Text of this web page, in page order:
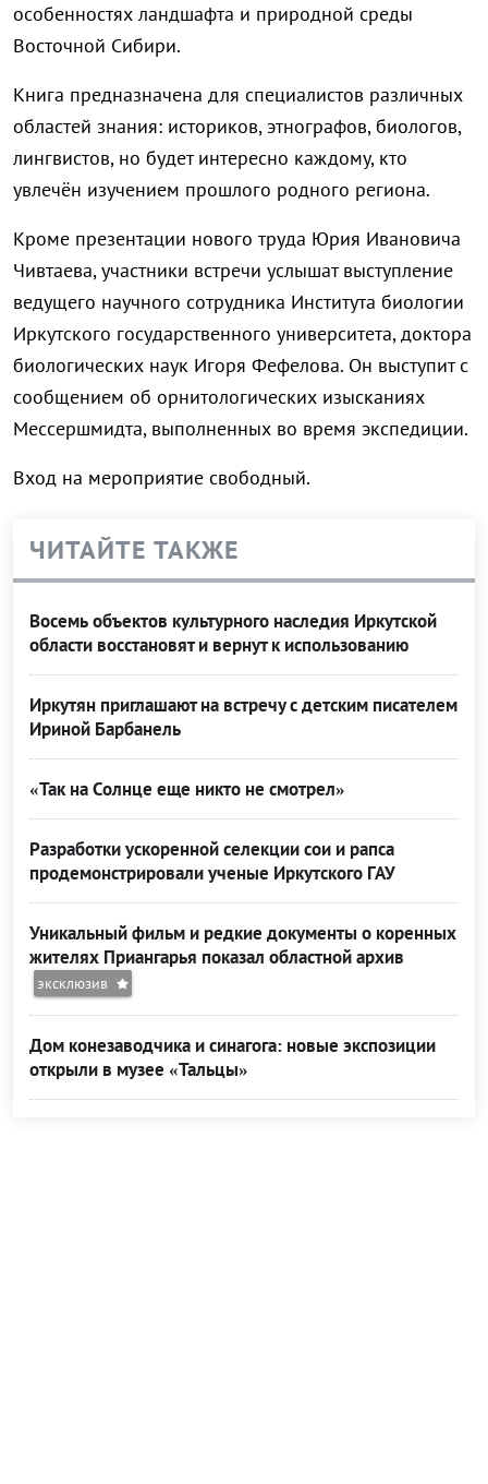
особенностях ландшафта и природной среды
Восточной Сибири.
Книга предназначена для специалистов различных
областей знания: историков, этнографов, биологов,
лингвистов, но будет интересно каждому, кто
увлечён изучением прошлого родного региона.
Кроме презентации нового труда Юрия Ивановича
Чивтаева, участники встречи услышат выступление
ведущего научного сотрудника Института биологии
Иркутского государственного университета, доктора
биологических наук Игоря Фефелова. Он выступит с
сообщением об орнитологических изысканиях
Мессершмидта, выполненных во время экспедиции.
Вход на мероприятие свободный.
ЧИТАЙТЕ ТАКЖЕ
Восемь объектов культурного наследия Иркутской
области восстановят и вернут к использованию
Иркутян приглашают на встречу с детским писателем
Ириной Барбанель
«Так на Солнце еще никто не смотрел»
Разработки ускоренной селекции сои и рапса
продемонстрировали ученые Иркутского ГАУ
Уникальный фильм и редкие документы о коренных
жителях Приангарья показал областной архив
эксклюзив
Дом конезаводчика и синагога: новые экспозиции
открыли в музее «Тальцы»